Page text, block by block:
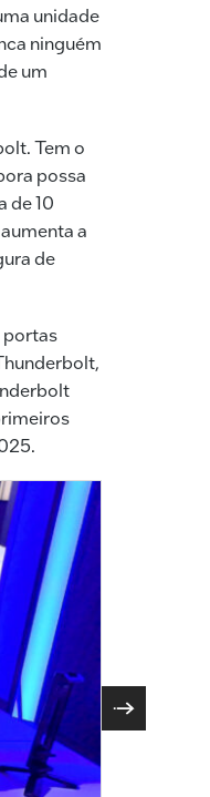
unidade
ninguém
um
Tem o
possa
de 10
a
de
portas